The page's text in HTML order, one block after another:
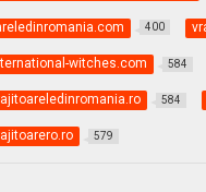
400
witches.com 584
584
579